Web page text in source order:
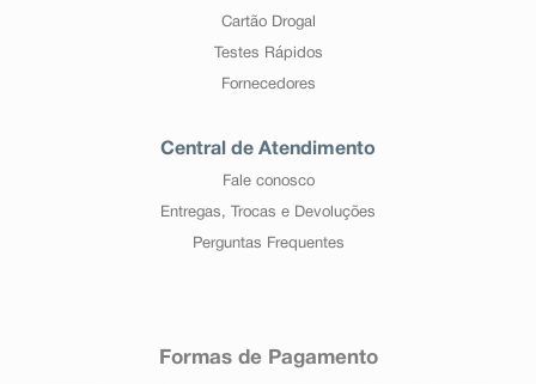
Cartão Drogal
Testes Rápidos
Fornecedores
Central de Atendimento
Fale conosco
Entregas, Trocas e Devoluções
Perguntas Frequentes
Formas de Pagamento